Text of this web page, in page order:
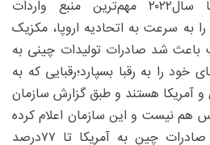
ولی همان چینی که تا سال۲۰۲۲ مهم‌ترین منبع واردات
به سرعت به اتحادیه اروپا، مکزیک
باعث شد صادرات تولیدات چینی به
خود را به رقبا بسپارد؛رقبایی که به
آمریکا هستند و طبق گزارش سازمان
هم نیست و این سازمان اعلام کرده
ممکن است در سال‌جاری صادرات چین به آمریکا تا ۷۷‌درصد